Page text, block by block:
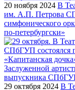
20 ноября 2024 В
им. А.П. Петрова
симфонического
по-петербургски»
29 октября 2024 В